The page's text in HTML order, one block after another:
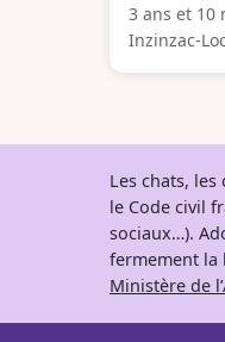
3 ans et 10
Inzinzac-
Les chats,
le Code civil
sociaux…).
fermement la
Ministère de